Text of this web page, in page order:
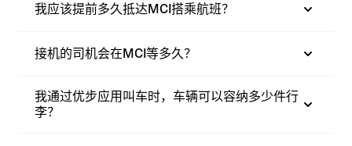
我应该提前多久抵达MCI搭乘航班？
接机的司机会在MCI等多久？
我通过优步应用叫车时，车辆可以容纳多少件行
李？